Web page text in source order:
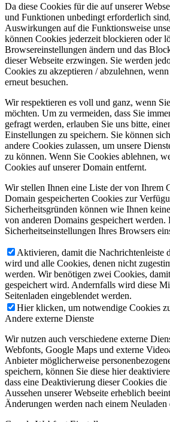
Da diese Cookies für die auf unserer
und Funktionen unbedingt erforderlich
Auswirkungen auf die Funktionsweise
können Cookies jederzeit blockieren oder
Browsereinstellungen ändern und das
dieser Webseite erzwingen. Sie werden
Cookies zu akzeptieren / abzulehnen,
erneut besuchen.
Wir respektieren es voll und ganz, wenn
möchten. Um zu vermeiden, dass Sie
gefragt werden, erlauben Sie uns bitte,
Einstellungen zu speichern. Sie können
andere Cookies zulassen, um unsere
zu können. Wenn Sie Cookies ablehnen,
Cookies auf unserer Domain entfernt.
Wir stellen Ihnen eine Liste der von Ihrem
Domain gespeicherten Cookies zur
Sicherheitsgründen können wie Ihnen
von anderen Domains gespeichert werden.
Sicherheitseinstellungen Ihres Browsers
Aktivieren, damit die Nachrichtenleiste
wird und alle Cookies, denen nicht
werden. Wir benötigen zwei Cookies,
gespeichert wird. Andernfalls wird diese
Seitenladen eingeblendet werden.
Hier klicken, um notwendige Cookies
Andere externe Dienste
Wir nutzen auch verschiedene externe
Webfonts, Google Maps und externe
Anbieter möglicherweise
speichern, können Sie diese hier
dass eine Deaktivierung dieser Cookies
Aussehen unserer Webseite erheblich
Änderungen werden nach einem Neuladen